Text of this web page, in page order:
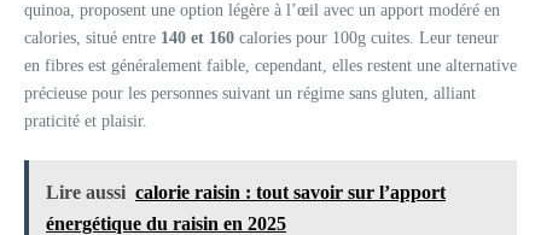
quinoa, proposent une option légère à l’œil avec un apport modéré en
calories, situé entre 140 et 160 calories pour 100g cuites. Leur teneur
en fibres est généralement faible, cependant, elles restent une alternative
précieuse pour les personnes suivant un régime sans gluten, alliant
praticité et plaisir.
Lire aussi calorie raisin : tout savoir sur l’apport
énergétique du raisin en 2025